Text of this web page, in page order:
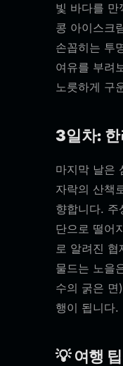
빛 바다를
콩 아이스크
손꼽히는 투
여유를 부려
노릇하게 구
3일차: 한
마지막 날은
자락의 산책
향합니다.
단으로 떨어
로 알려진 협
물드는 노을
수의 굵은
행이 됩니다.
💡 여행 팁